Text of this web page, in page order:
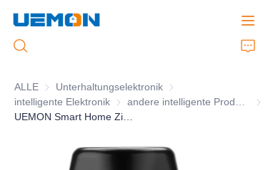
ALLE Unterhaltungselektronik Unterhaltungselektronik
intelligente Elektronik intelligente Elektronik
Startseite